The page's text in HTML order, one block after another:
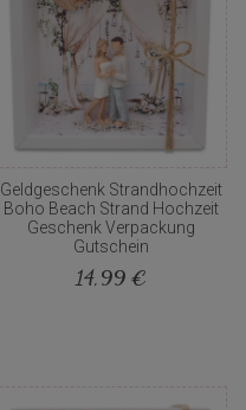
Geldgeschenk Strandhochzeit
Boho Beach Strand Hochzeit
Geschenk Verpackung
Gutschein
14,99 €